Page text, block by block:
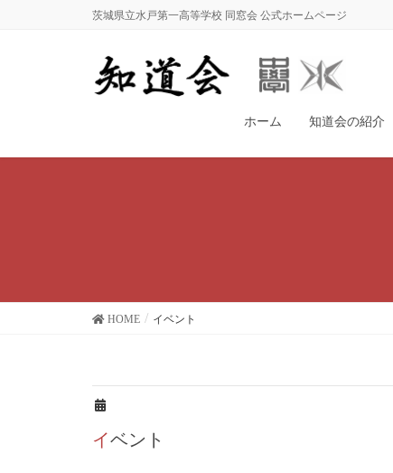
茨城県立水戸第一高等学校 同窓会 公式ホームページ
ホーム 知道会の紹介
HOME イベント
イベント